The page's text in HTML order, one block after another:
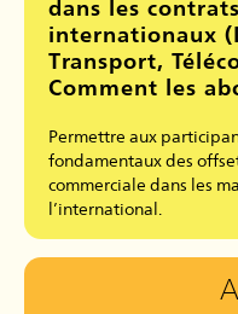
dans les
internationaux
Transport,
Comment les
Permettre aux
fondamentaux des
commerciale dans les
l’international.